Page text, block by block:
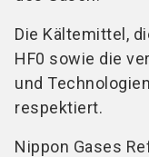
Die Kältemittel,
HF0 sowie die
und
respektiert.
Nippon Gases